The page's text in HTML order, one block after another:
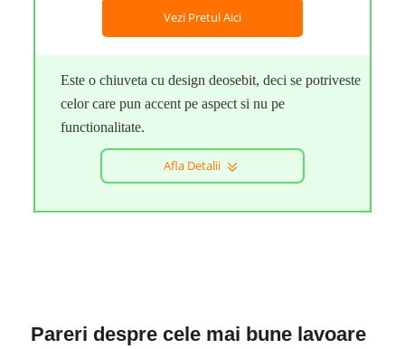
Vezi Pretul Aici
Este o chiuveta cu design deosebit, deci se potriveste
celor care pun accent pe aspect si nu pe
functionalitate.
Afla Detalii
Pareri despre cele mai bune lavoare